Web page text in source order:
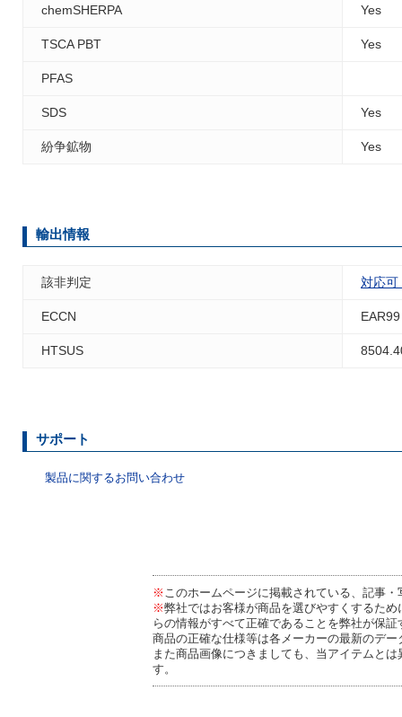
chemSHERPA Yes
TSCA PBT Yes
PFAS
SDS Yes
紛争鉱物 Yes
輸出情報
該非判定 対応可
ECCN EAR99
HTSUS
サポート
製品に関するお問い合わせ
※ このホームページに掲載されている、記事
※弊社ではお客様が商品を選びやすくするた
らの情報がすべて正確であることを弊社が保
商品の正確な仕様等は各メーカーの最新のデ
また商品画像につきましても、当アイテムと
す。